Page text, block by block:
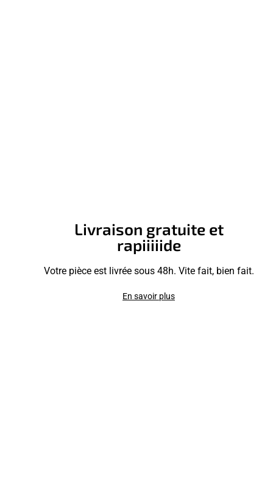
Livraison gratuite et
rapiiiiide
Votre pièce est livrée sous 48h. Vite fait, bien fait.
En savoir plus